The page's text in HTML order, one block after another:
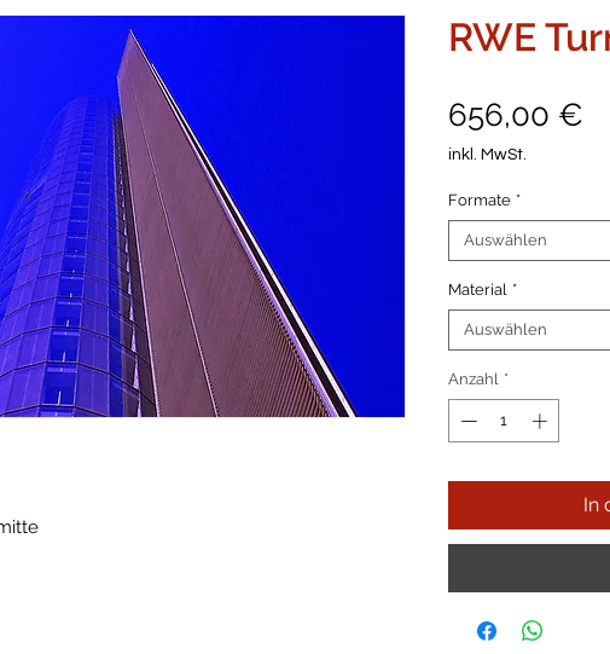
RWE
656,00 €
inkl. MwSt.
Formate *
Auswählen
Material *
Auswählen
Anzahl *
In